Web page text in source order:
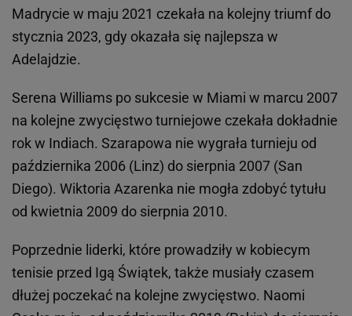
Madrycie w maju 2021 czekała na kolejny triumf do
stycznia 2023, gdy okazała się najlepsza w
Adelajdzie.
Serena Williams po sukcesie w Miami w marcu 2007
na kolejne zwycięstwo turniejowe czekała dokładnie
rok w Indiach. Szarapowa nie wygrała turnieju od
października 2006 (Linz) do sierpnia 2007 (San
Diego). Wiktoria Azarenka nie mogła zdobyć tytułu
od kwietnia 2009 do sierpnia 2010.
Poprzednie liderki, które prowadziły w kobiecym
tenisie przed Igą Świątek, także musiały czasem
dłużej poczekać na kolejne zwycięstwo. Naomi